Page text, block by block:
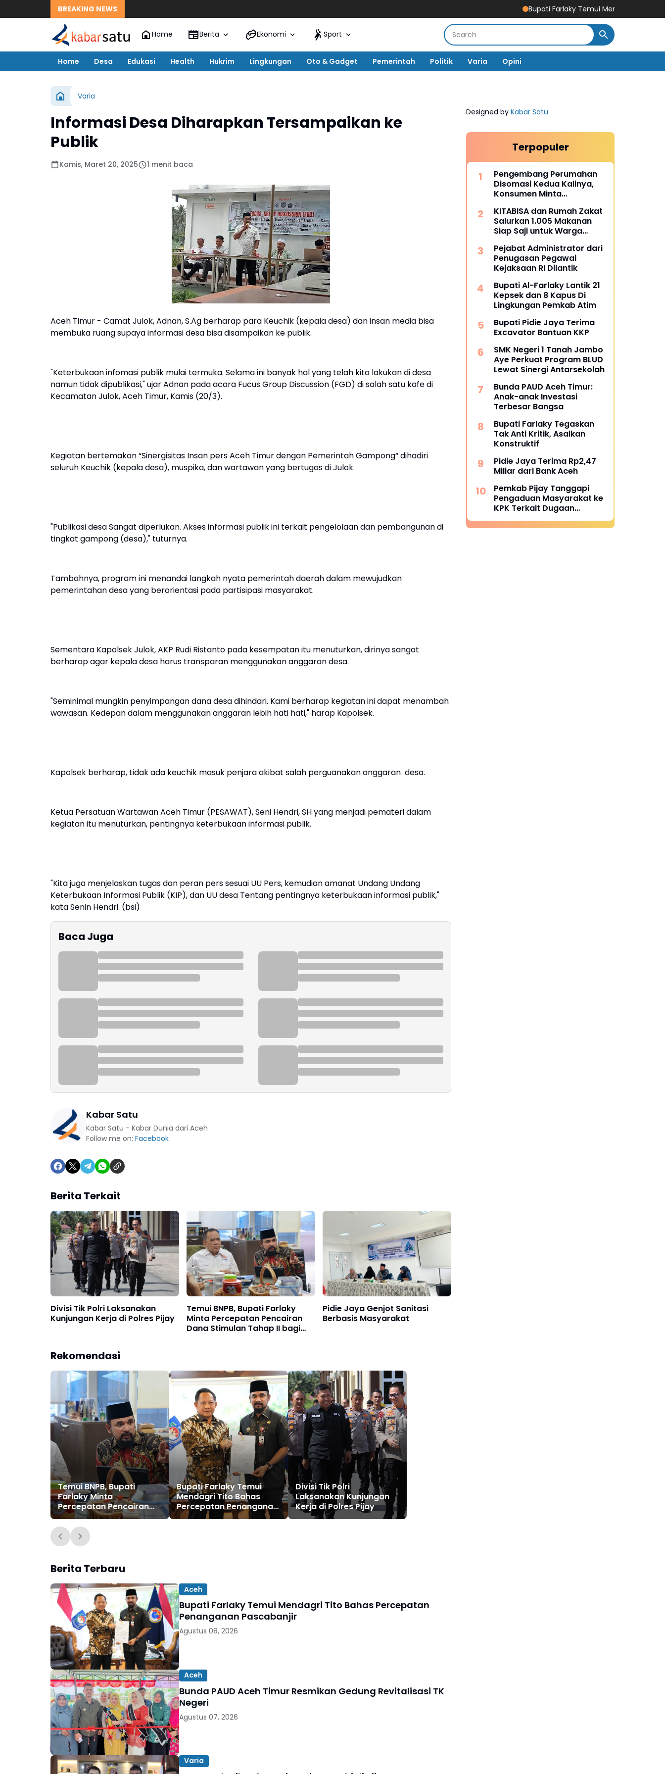
BREAKING NEWS Bupati Farlaky Temui Mendagri Tito Bahas
Home Berita Ekonomi Sport
Home Desa Edukasi Health Hukrim Lingkungan Oto & Gadget Pemerintah Politik Varia Opini
Varia
Informasi Desa Diharapkan Tersampaikan ke
Publik
Kamis, Maret 20, 2025 1 menit baca
Aceh Timur - Camat Julok, Adnan, S.Ag berharap para Keuchik (kepala desa) dan insan media bisa
membuka ruang supaya informasi desa bisa disampaikan ke publik.
"Keterbukaan infomasi publik mulai termuka. Selama ini banyak hal yang telah kita lakukan di desa
namun tidak dipublikasi," ujar Adnan pada acara Fucus Group Discussion (FGD) di salah satu kafe di
Kecamatan Julok, Aceh Timur, Kamis (20/3).
Kegiatan bertemakan “Sinergisitas Insan pers Aceh Timur dengan Pemerintah Gampong“ dihadiri
seluruh Keuchik (kepala desa), muspika, dan wartawan yang bertugas di Julok.
"Publikasi desa Sangat diperlukan. Akses informasi publik ini terkait pengelolaan dan pembangunan di
tingkat gampong (desa)," tuturnya.
Tambahnya, program ini menandai langkah nyata pemerintah daerah dalam mewujudkan
pemerintahan desa yang berorientasi pada partisipasi masyarakat.
Sementara Kapolsek Julok, AKP Rudi Ristanto pada kesempatan itu menuturkan, dirinya sangat
berharap agar kepala desa harus transparan menggunakan anggaran desa.
"Seminimal mungkin penyimpangan dana desa dihindari. Kami berharap kegiatan ini dapat menambah
wawasan. Kedepan dalam menggunakan anggaran lebih hati hati," harap Kapolsek.
Kapolsek berharap, tidak ada keuchik masuk penjara akibat salah perguanakan anggaran desa.
Ketua Persatuan Wartawan Aceh Timur (PESAWAT), Seni Hendri, SH yang menjadi pemateri dalam
kegiatan itu menuturkan, pentingnya keterbukaan informasi publik.
"Kita juga menjelaskan tugas dan peran pers sesuai UU Pers, kemudian amanat Undang Undang
Keterbukaan Informasi Publik (KIP), dan UU desa Tentang pentingnya keterbukaan informasi publik,"
kata Senin Hendri. (bsi)
Baca Juga
Kabar Satu
Kabar Satu - Kabar Dunia dari Aceh
Follow me on: Facebook
Berita Terkait
Divisi Tik Polri Laksanakan
Kunjungan Kerja di Polres Pijay
Temui BNPB, Bupati Farlaky
Minta Percepatan Pencairan
Dana Stimulan Tahap II bagi
Pidie Jaya Genjot Sanitasi
Berbasis Masyarakat
Rekomendasi
Temui BNPB, Bupati
Farlaky Minta
Percepatan Pencairan
Dana Stimulan Tahap II
bagi Korban Banjir
Bupati Farlaky Temui
Mendagri Tito Bahas
Percepatan Penanganan
Pascabanjir
Divisi Tik Polri
Laksanakan Kunjungan
Kerja di Polres Pijay
Berita Terbaru
Aceh
Bupati Farlaky Temui Mendagri Tito Bahas Percepatan
Penanganan Pascabanjir
Agustus 08, 2026
Aceh
Bunda PAUD Aceh Timur Resmikan Gedung Revitalisasi TK
Negeri
Agustus 07, 2026
Varia
Designed by Kabar Satu
Terpopuler
Pengembang Perumahan
Disomasi Kedua Kalinya,
Konsumen Minta
Juta
KITABISA dan Rumah Zakat
Salurkan 1.005 Makanan
Siap Saji untuk Warga
Pejabat Administrator dari
Penugasan Pegawai
Kejaksaan RI Dilantik
Bupati Al-Farlaky Lantik 21
Kepsek dan 8 Kapus Di
Lingkungan Pemkab Atim
Bupati Pidie Jaya Terima
Excavator Bantuan KKP
SMK Negeri 1 Tanah Jambo
Aye Perkuat Program BLUD
Lewat Sinergi Antarsekolah
Bunda PAUD Aceh Timur:
Anak-anak Investasi
Terbesar Bangsa
Bupati Farlaky Tegaskan
Tak Anti Kritik, Asalkan
Konstruktif
Pidie Jaya Terima Rp2,47
Miliar dari Bank Aceh
Pemkab Pijay Tanggapi
Pengaduan Masyarakat ke
KPK Terkait Dugaan
Pemotongan Fee Proyek 15
Persen